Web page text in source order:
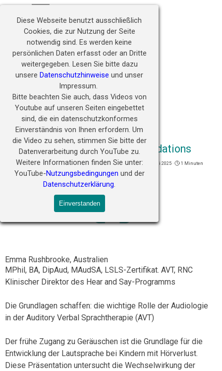
Diese Webseite benutzt ausschließlich
Cookies, die zur Nutzung der Seite
notwendig sind. Es werden keine
persönlichen Daten erfasst oder an Dritte
weitergegeben. Lesen Sie bitte dazu
unsere Datenschutzhinweise und unser
Impressum.
Bitte beachten Sie auch, dass Videos von
Youtube auf unseren Seiten eingebettet
sind, die ein datenschutzkonformes
Einverständnis von Ihnen erfordern. Um
die Video zu sehen, stimmen Sie bitte der
Datenverarbeitung durch YouTube zu.
Weitere Informationen finden Sie unter:
YouTube-Nutzungsbedingungen und der
Datenschutzerklärung.
Einverstanden
Direkt zum Seiteninhalt
Zukunft ermöglichen
PORA! 25.05.2025 Building Foundations
Veröffentlicht von Michael Gorianyin PORA! Webinare · Sonntag 25 Mai 2025 ·
1 Minuten
Tags: Australien
Emma Rushbrooke, Australien
MPhil, BA, DipAud, MAudSA, LSLS-Zertifikat. AVT, RNC
Klinischer Direktor des Hear and Say-Programms
Die Grundlagen schaffen: die wichtige Rolle der Audiologie
in der Auditory Verbal Sprachtherapie (AVT)
Der frühe Zugang zu Geräuschen ist die Grundlage für die
Entwicklung der Lautsprache bei Kindern mit Hörverlust.
Diese Präsentation untersucht die Wechselwirkung der